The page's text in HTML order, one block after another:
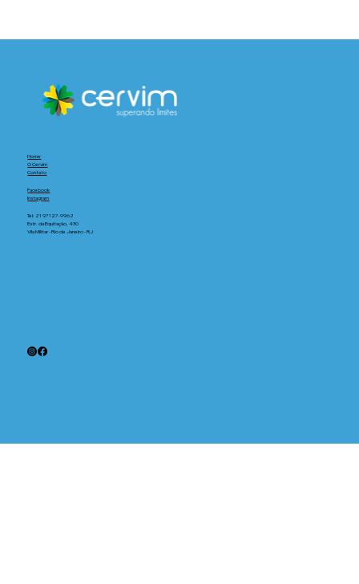
Home
O Cervim
Contato
Facebook
Instagram
Tel: 21 97127-9962
Estr. da Equitação, 430
Vila Militar - Rio de Janeiro - RJ